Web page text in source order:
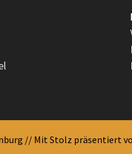
// Mit Stolz präsentiert